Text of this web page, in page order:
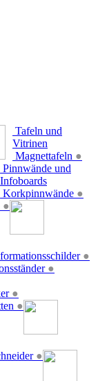
Tafeln und
Vitrinen
Magnettafeln ●
Pinnwände und
Infoboards
Korkpinnwände ●
●
●
●
●
●
●